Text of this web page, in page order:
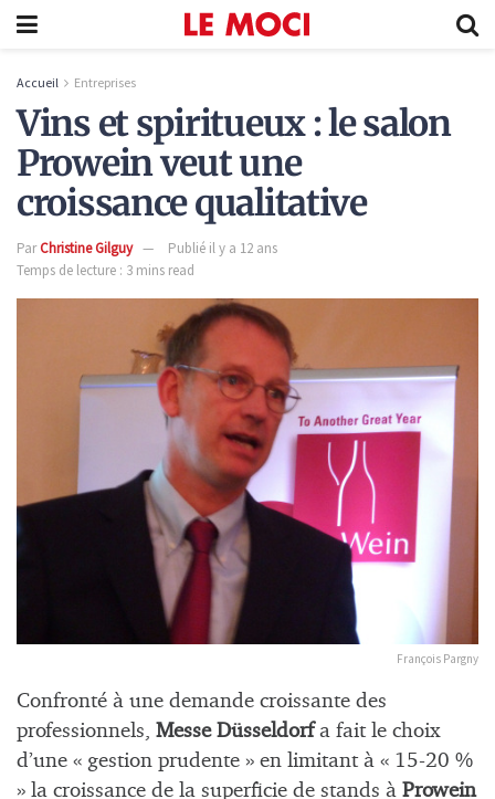
Accueil Entreprises
Vins et spiritueux : le salon
Prowein veut une
croissance qualitative
ParChristine Gilguy
Publié il y a 12 ans
Temps de lecture : 3 mins read
François Pargny
Confronté à une demande croissante des
professionnels, Messe Düsseldorfa fait le choix
d’une « gestion prudente » en limitant à « 15-20 %
» la croissance de la superficie de stands à Prowein